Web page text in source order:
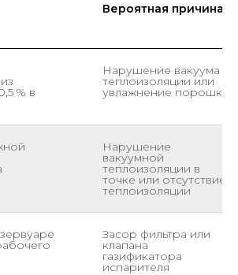
Вероятная причина
% в
Нарушение вакуума в
теплоизоляции или
увлажнение порошка
Нарушение
вакуумной
теплоизоляции в
точке или отсутствие
теплоизоляции
Засор фильтра или
клапана
газификатора
испарителя